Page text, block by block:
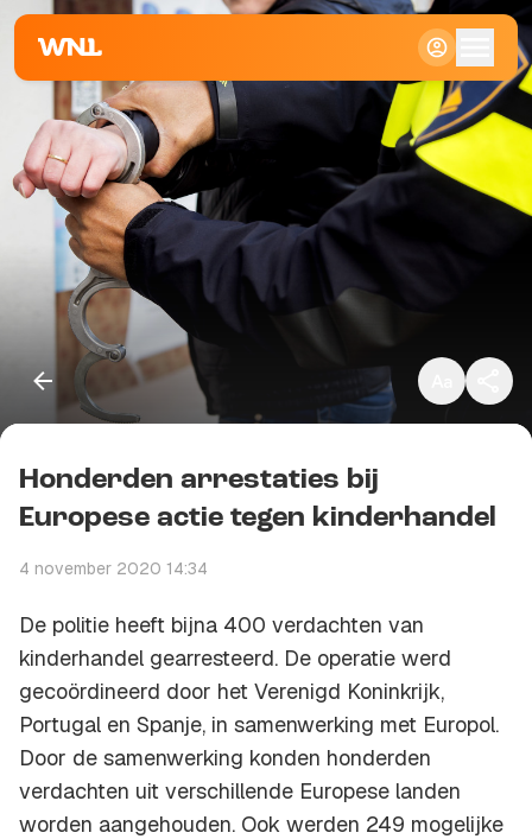
Standaard
Kopieer link
Honderden arrestaties bij
Europese actie tegen kinderhandel
4 november 2020 14:34
De politie heeft bijna 400 verdachten van
kinderhandel gearresteerd. De operatie werd
gecoördineerd door het Verenigd Koninkrijk,
Portugal en Spanje, in samenwerking met Europol.
Door de samenwerking konden honderden
verdachten uit verschillende Europese landen
worden aangehouden. Ook werden 249 mogelijke